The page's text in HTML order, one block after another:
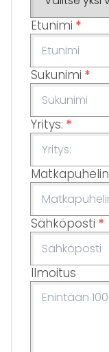
Etunimi *
Sukunimi *
Yritys: *
Matkapuhelin
Sähköposti *
Ilmoitus